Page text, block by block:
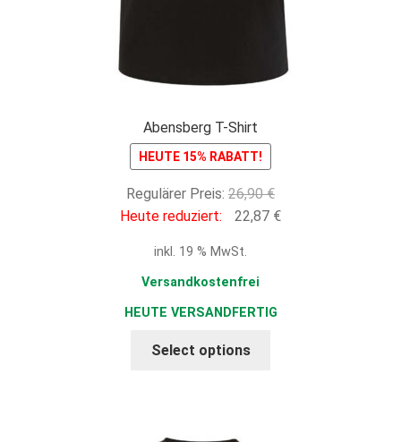
Abensberg T-Shirt
HEUTE 15% RABATT!
Regulärer Preis: 26,90€Ursprünglicher
Preis
Heute reduziert: 22,87 €Aktueller
inkl. 19 % MwSt.
Versandkostenfrei
HEUTE VERSANDFERTIG
Select options